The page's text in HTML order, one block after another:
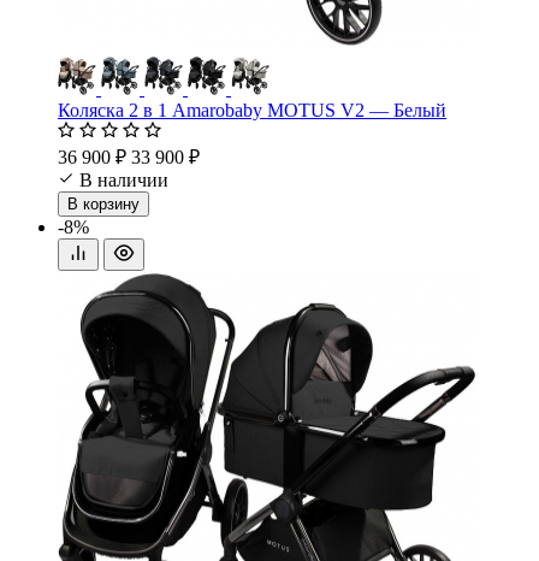
Коляска 2 в 1 Amarobaby MOTUS V2 — Белый
36 900 ₽ 33 900 ₽
В наличии
В корзину
-8%